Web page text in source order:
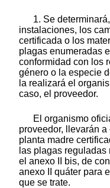
1. Se
instalaciones, los
certificada o los
plagas enumeradas
conformidad con los
género o la especie
la realizará el
caso, el proveedor.
El organismo
proveedor, llevarán
planta madre
las plagas
el anexo II bis, de
anexo II quáter para
que se trate.